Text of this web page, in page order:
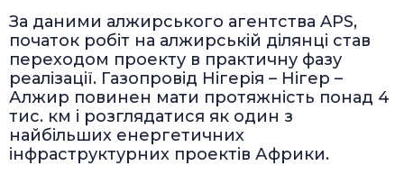
За даними алжирського агентства APS,
початок робіт на алжирській ділянці став
переходом проекту в практичну фазу
реалізації. Газопровід Нігерія – Нігер –
Алжир повинен мати протяжність понад 4
тис. км і розглядатися як один з
найбільших енергетичних
інфраструктурних проектів Африки.